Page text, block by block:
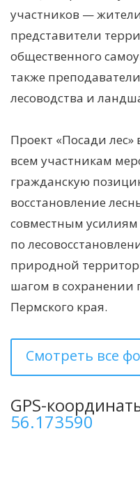
участников —
представители
общественного
также
лесоводства и
Проект «Посади
всем участникам
гражданскую
восстановление
совместным усилиям
по
природной
шагом в сохранении
Пермского края.
Смотреть все
GPS-
56.173590